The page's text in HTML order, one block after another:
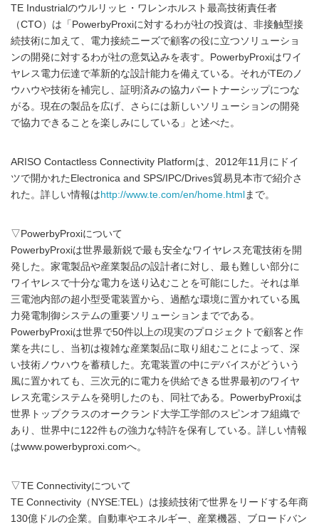
TE Industrialのウルリッヒ・ワレンホルスト最高技術責任者
（CTO）は「PowerbyProxiに対するわが社の投資は、非接触型接
続技術に加えて、電力接続ニーズで顧客の役に立つソリューショ
ンの開発に対するわが社の意気込みを表す。PowerbyProxiはワイ
ヤレス電力伝達で革新的な設計能力を備えている。それがTEのノ
ウハウや技術を補完し、証明済みの協力パートナーシップにつな
がる。現在の製品を広げ、さらには新しいソリューションの開発
で協力できることを楽しみにしている」と述べた。
ARISO Contactless Connectivity Platformは、2012年11月にドイ
ツで開かれたElectronica and SPS/IPC/Drives貿易見本市で紹介さ
れた。詳しい情報は http://www.te.com/en/home.html まで。
▽PowerbyProxiについて
PowerbyProxiは世界最新鋭で最も安全なワイヤレス充電技術を開
発した。家電製品や産業製品の設計者に対し、最も難しい部分に
ワイヤレスで十分な電力を送り込むことを可能にした。それは単
三電池内部の超小型受電装置から、過酷な環境に置かれている風
力発電制御システムの重要ソリューションまでである。
PowerbyProxiは世界で50件以上の現実のプロジェクトで顧客と作
業を共にし、当初は複雑な産業製品に取り組むことによって、深
い技術ノウハウを蓄積した。充電装置の中にデバイスがどういう
風に置かれても、三次元的に電力を供給できる世界最初のワイヤ
レス充電システムを発明したのも、同社である。PowerbyProxiは
世界トップクラスのオークランド大学工学部のスピンオフ組織で
あり、世界中に122件もの強力な特許を保有している。詳しい情報
はwww.powerbyproxi.comへ。
▽TE Connectivityについて
TE Connectivity（NYSE:TEL）は接続技術で世界をリードする年商
130億ドルの企業。自動車やエネルギー、産業機器、ブロードバン